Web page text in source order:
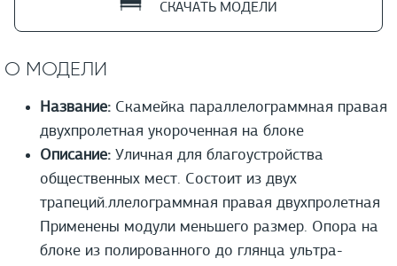
СКАЧАТЬ МОДЕЛИ
О МОДЕЛИ
Название: Скамейка параллелограммная правая
двухпролетная укороченная на блоке
Описание: Уличная для благоустройства
общественных мест. Состоит из двух
трапеций.ллелограммная правая двухпролетная
Применены модули меньшего размер. Опора на
блоке из полированного до глянца ультра-